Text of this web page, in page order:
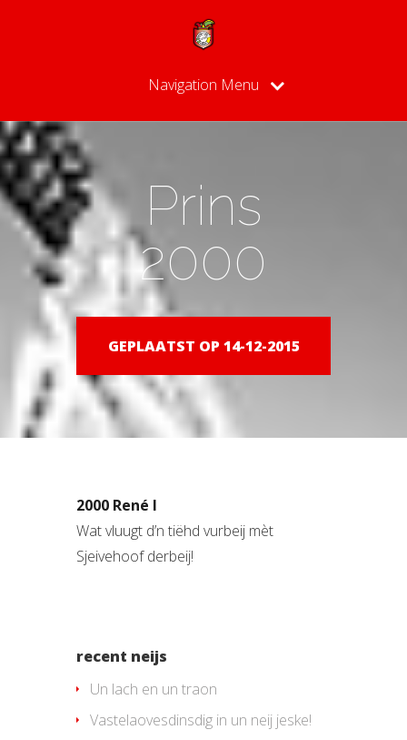
Navigation Menu
Prins
2000
GEPLAATST OP 14-12-2015
2000 René I
Wat vluugt d’n tiëhd vurbeij mèt
Sjeivehoof derbeij!
recent neijs
Un lach en un traon
Vastelaovesdinsdig in un neij jeske!